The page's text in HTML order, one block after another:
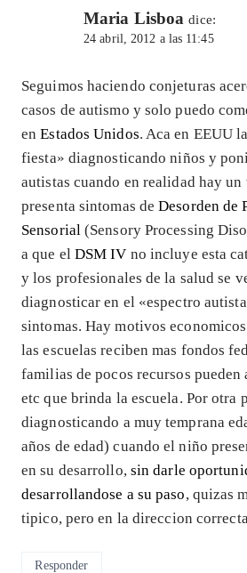
Maria Lisboa dice:
24 abril, 2012 a las 11:45
Seguimos haciendo conjeturas
casos de autismo y solo puedo
enEstados Unidos. Aca en EEUU
fiesta» diagnosticando niños y
autistas cuando en realidad hay
presenta sintomas deDesorden de
Sensorial(Sensory Processing
a que el DSM IV no incluye esta
y los profesionales de la salud se
diagnosticar en el «espectro
sintomas. Hay motivos
las escuelas reciben mas fondos
familias de pocos recursos pueden
etc que brinda la escuela. Por otra
diagnosticando a muy temprana
años de edad) cuando el niño
en su desarrollo, sin darle
desarrollandose a su paso, quizas
tipico, pero en la direccion
Responder